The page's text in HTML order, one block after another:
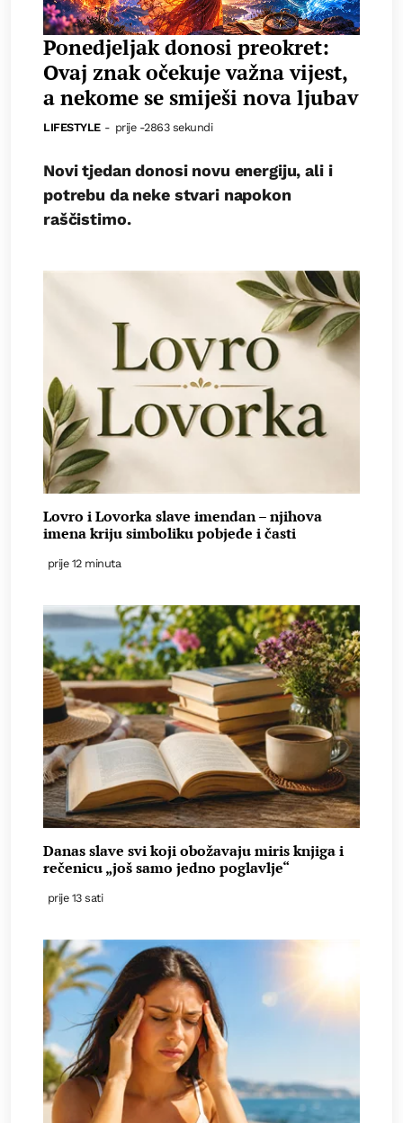
Ponedjeljak donosi preokret:
Ovaj znak očekuje važna vijest,
a nekome se smiješi nova ljubav
LIFESTYLE - prije -2863 sekundi
Novi tjedan donosi novu energiju, ali i
potrebu da neke stvari napokon
raščistimo.
Lovro i Lovorka slave imendan – njihova
imena kriju simboliku pobjede i časti
prije 12 minuta
Danas slave svi koji obožavaju miris knjiga i
rečenicu „još samo jedno poglavlje“
prije 13 sati